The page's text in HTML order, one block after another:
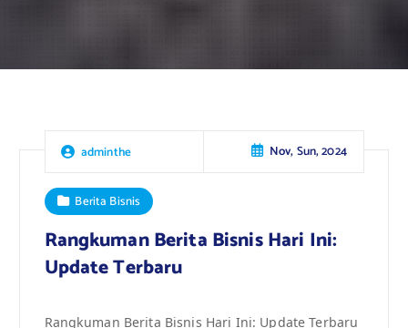
adminthe Nov, Sun, 2024
Berita Bisnis
Rangkuman Berita Bisnis Hari Ini:
Update Terbaru
Rangkuman Berita Bisnis Hari Ini: Update Terbaru